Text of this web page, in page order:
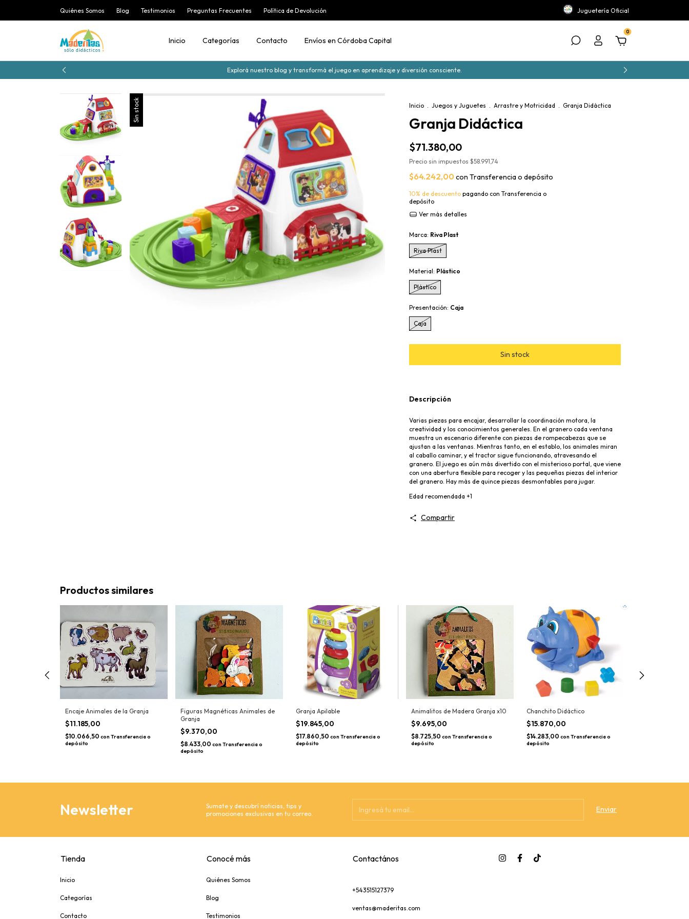
Quiénes Somos Blog Testimonios Preguntas Frecuentes Política de Devolución Juguetería Oficial
Inicio Categorías Contacto Envíos en Córdoba Capital
0
Explorá nuestro blog y transformá el juego en aprendizaje y diversión consciente.
Sin stock Inicio . Juegos y Juguetes . Arrastre y Motricidad . Granja Didáctica
Granja Didáctica
$71.380,00
Precio sin impuestos $58.991,74
$64.242,00 con Transferencia o depósito
10% de descuento pagando con Transferencia o
depósito
Ver más detalles
Marca: Riva Plast
Riva Plast
Material: Plástico
Plástico
Presentación: Caja
Caja
Descripción
Varias piezas para encajar, desarrollar la coordinación motora, la
creatividad y los conocimientos generales. En el granero cada ventana
muestra un escenario diferente con piezas de rompecabezas que se
ajustan a las ventanas. Mientras tanto, en el establo, los animales miran
al caballo caminar, y el tractor sigue funcionando, atravesando el
granero. El juego es aún más divertido con el misterioso portal, que viene
con una abertura flexible para recoger y las pequeñas piezas del interior
del granero. Hay más de quince piezas desmontables para jugar.
Edad recomendada +1
Compartir
Productos similares
Encaje Animales de la Granja
$11.185,00
$10.066,50 con Transferencia o
depósito
Figuras Magnéticas Animales de
Granja
$9.370,00
$8.433,00 con Transferencia o
depósito
Granja Apilable
$19.845,00
$17.860,50 con Transferencia o
depósito
Animalitos de Madera Granja x10
$9.695,00
$8.725,50 con Transferencia o
depósito
Chanchito Didáctico
$15.870,00
$14.283,00 con Transferencia o
depósito
Newsletter
Sumate y descubrí noticias, tips y
promociones exclusivas en tu correo.
Tienda
Inicio
Categorías
Contacto
Conocé más
Quiénes Somos
Blog
Testimonios
Contactános
+543515127379
ventas@maderitas.com